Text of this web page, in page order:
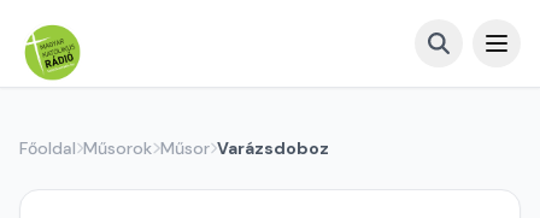
Főoldal Műsorok Műsor Varázsdoboz